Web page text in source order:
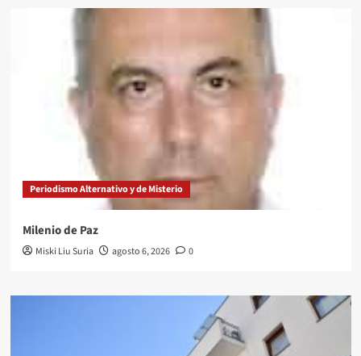
Periodismo Alternativo y de Misterio
Milenio de Paz
Miski Liu Suria agosto 6, 2026 0